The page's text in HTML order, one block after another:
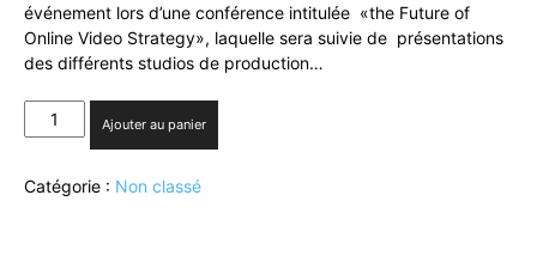
événement lors d’une conférence intitulée «the Future of
Online Video Strategy», laquelle sera suivie de présentations
des différents studios de production…
quantité
de
lance
Ajouter au panier
Catégorie : Non classé